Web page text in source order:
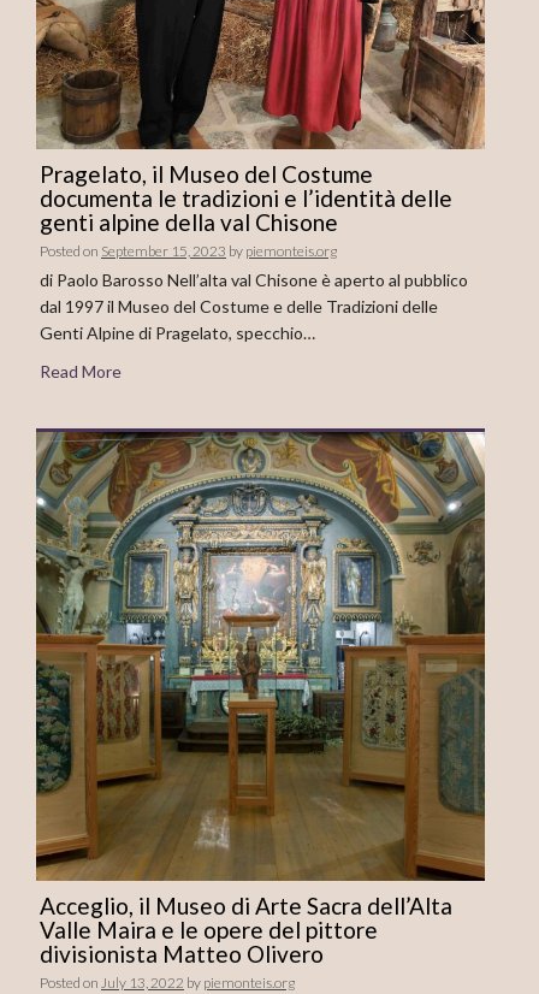
Pragelato, il Museo del Costume
documenta le tradizioni e l’identità delle
genti alpine della val Chisone
Posted on September 15, 2023 by piemonteis.org
di Paolo Barosso Nell’alta val Chisone è aperto al pubblico
dal 1997 il Museo del Costume e delle Tradizioni delle
Genti Alpine di Pragelato, specchio…
Read More
Acceglio, il Museo di Arte Sacra dell’Alta
Valle Maira e le opere del pittore
divisionista Matteo Olivero
Posted on July 13, 2022 by piemonteis.org